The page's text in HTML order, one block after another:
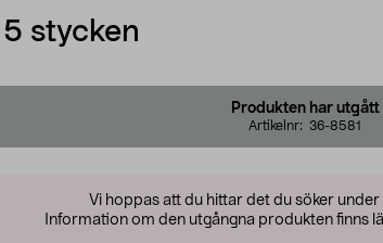
stycken
Produkten har utgått
Artikelnr: 36-8581
Vi hoppas att du hittar det du söker under
Information om den utgångna produkten finns